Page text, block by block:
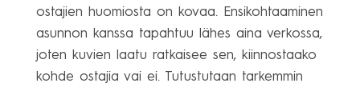
ostajien huomiosta on kovaa. Ensikohtaaminen
asunnon kanssa tapahtuu lähes aina verkossa,
joten kuvien laatu ratkaisee sen, kiinnostaako
kohde ostajia vai ei. Tutustutaan tarkemmin